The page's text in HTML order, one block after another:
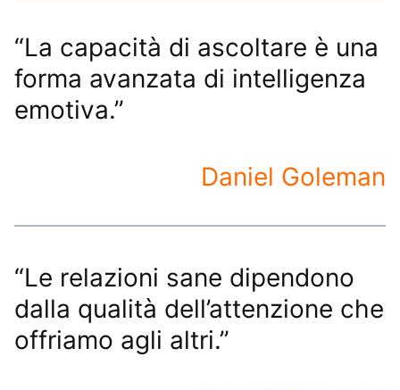
“La capacità di ascoltare è una
forma avanzata di intelligenza
emotiva.”
Daniel Goleman
“Le relazioni sane dipendono
dalla qualità dell’attenzione che
offriamo agli altri.”